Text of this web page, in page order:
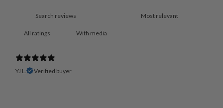
With media
YJ L. Verified buyer